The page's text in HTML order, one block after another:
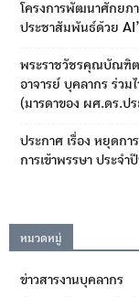
โครงการพัฒนาศักย
ประชาสัมพันธ์ด้วย
พระราชวัชรคุณบัณฑิต
อาจารย์ บุคลากร ร่ว
(มารดาของ ผศ.ดร.ป
ประกาศ เรื่อง หยุดกา
การเข้าพรรษา ประจ
หมวดหมู่
ข่าวสารงานบุคลากร